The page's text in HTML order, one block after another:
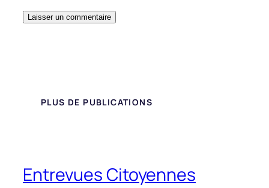
PLUS DE PUBLICATIONS
Entrevues Citoyennes